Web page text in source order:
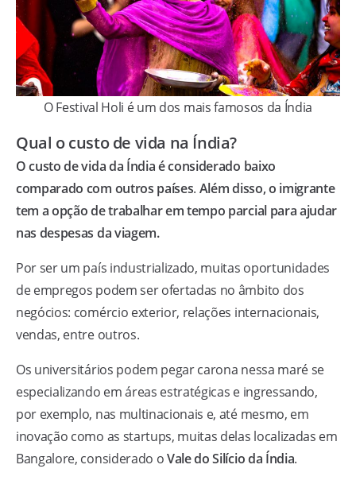
O Festival Holi é um dos mais famosos da Índia
Qual o custo de vida na Índia?
O custo de vida da Índia é considerado baixo
comparado com outros países. Além disso, o imigrante
tem a opção de trabalhar em tempo parcial para ajudar
nas despesas da viagem.
Por ser um país industrializado, muitas oportunidades
de empregos podem ser ofertadas no âmbito dos
negócios: comércio exterior, relações internacionais,
vendas, entre outros.
Os universitários podem pegar carona nessa maré se
especializando em áreas estratégicas e ingressando,
por exemplo, nas multinacionais e, até mesmo, em
inovação como as startups, muitas delas localizadas em
Bangalore, considerado oVale do Silício da Índia.